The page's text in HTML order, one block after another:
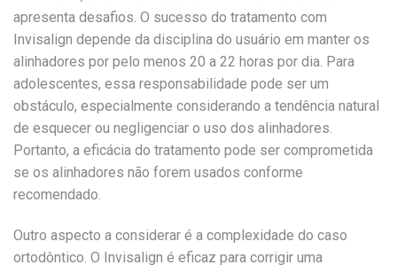
apresenta desafios. O sucesso do tratamento com
Invisalign depende da disciplina do usuário em manter os
alinhadores por pelo menos 20 a 22 horas por dia. Para
adolescentes, essa responsabilidade pode ser um
obstáculo, especialmente considerando a tendência natural
de esquecer ou negligenciar o uso dos alinhadores.
Portanto, a eficácia do tratamento pode ser comprometida
se os alinhadores não forem usados conforme
recomendado.
Outro aspecto a considerar é a complexidade do caso
ortodôntico. O Invisalign é eficaz para corrigir uma